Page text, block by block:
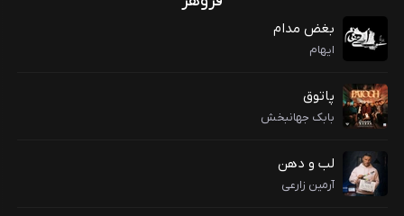
بغض مدام
ایهام
پاتوق
بابک جهانبخش
لب و دهن
آرمین زارعی